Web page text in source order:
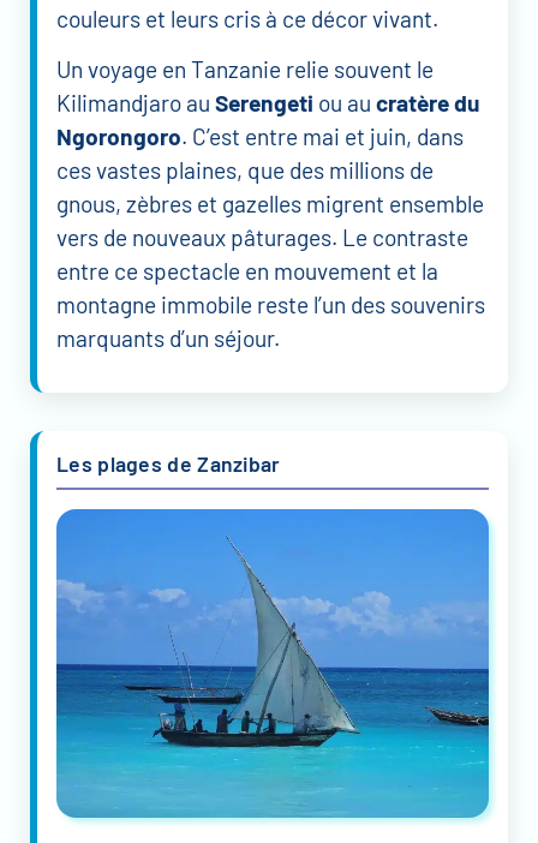
couleurs et leurs cris à ce décor vivant.
Un voyage en Tanzanie relie souvent le
Kilimandjaro au Serengeti ou au cratère du
Ngorongoro. C’est entre mai et juin, dans
ces vastes plaines, que des millions de
gnous, zèbres et gazelles migrent ensemble
vers de nouveaux pâturages. Le contraste
entre ce spectacle en mouvement et la
montagne immobile reste l’un des souvenirs
marquants d’un séjour.
Les plages de Zanzibar